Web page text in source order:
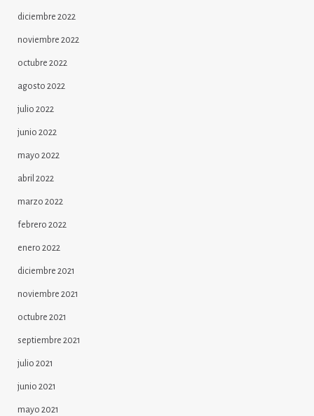
diciembre 2022
noviembre 2022
octubre 2022
agosto 2022
julio 2022
junio 2022
mayo 2022
abril 2022
marzo 2022
febrero 2022
enero 2022
diciembre 2021
noviembre 2021
octubre 2021
septiembre 2021
julio 2021
junio 2021
mayo 2021